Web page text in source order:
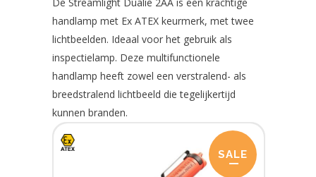
handlamp met Ex ATEX keurmerk, met twee
lichtbeelden. Ideaal voor het gebruik als
inspectielamp. Deze multifunctionele
handlamp heeft zowel een verstralend- als
breedstralend lichtbeeld die tegelijkertijd
kunnen branden.
SALE